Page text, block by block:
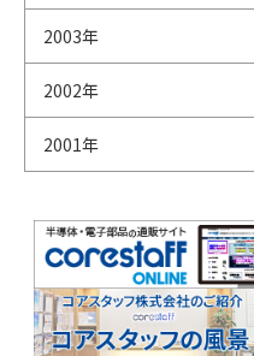
2003年
2002年
2001年